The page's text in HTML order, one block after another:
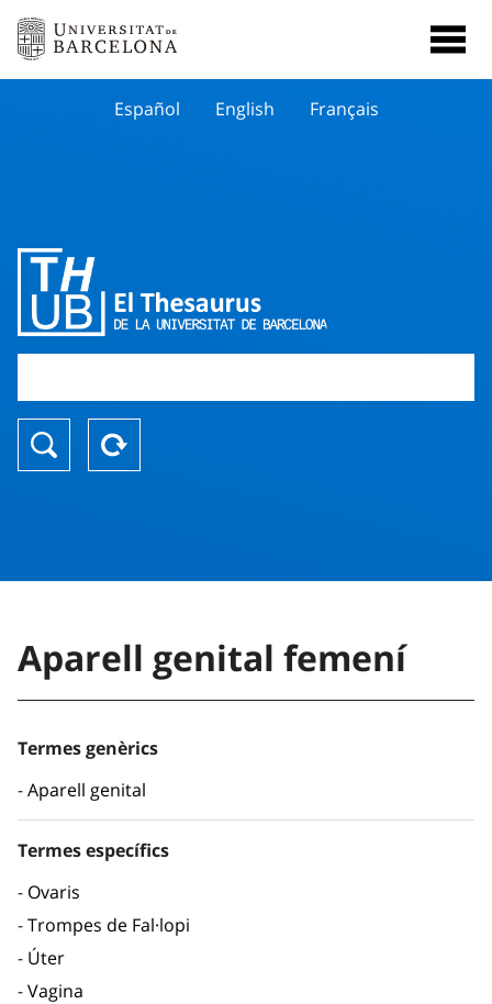
Español English Français
Aparell genital femení
Termes genèrics
Aparell genital
Termes específics
Ovaris
Trompes de Fal·lopi
Úter
Vagina